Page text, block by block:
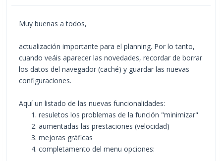
Muy buenas a todos,
actualización importante para el planning. Por lo tanto,
cuando veáis aparecer las novedades, recordar de borrar
los datos del navegador (caché) y guardar las nuevas
configuraciones.
Aquí un listado de las nuevas funcionalidades:
resuletos los problemas de la función "minimizar"
aumentadas las prestaciones (velocidad)
mejoras gráficas
completamento del menu opciones: